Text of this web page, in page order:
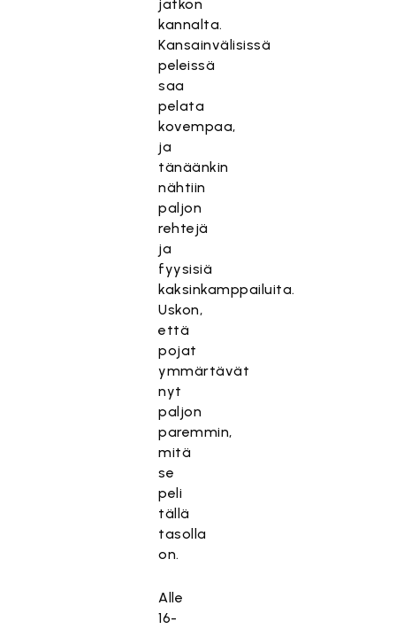
jatkon
kannalta.
Kansainvälisissä
peleissä
saa
pelata
kovempaa,
ja
tänäänkin
nähtiin
paljon
rehtejä
ja
fyysisiä
kaksinkamppailuita.
Uskon,
että
pojat
ymmärtävät
nyt
paljon
paremmin,
mitä
se
peli
tällä
tasolla
on.
Alle
16-